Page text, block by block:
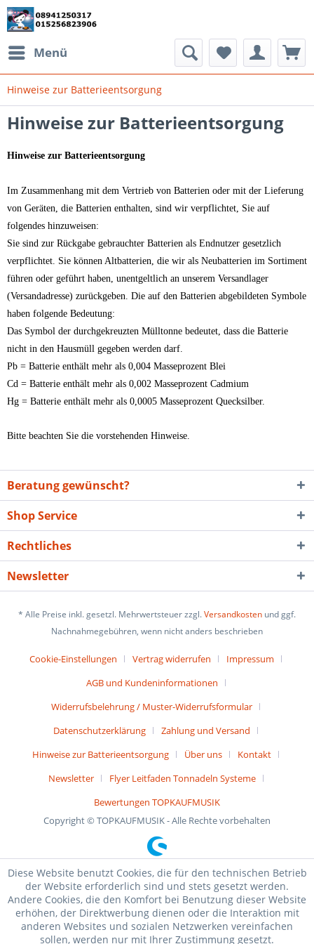
Menü
Hinweise zur Batterieentsorgung
Hinweise zur Batterieentsorgung
Hinweise zur Batterieentsorgung
Im Zusammenhang mit dem Vertrieb von Batterien oder mit der Lieferung
von Geräten, die Batterien enthalten, sind wir verpflichtet, Sie auf
folgendes hinzuweisen:
Sie sind zur Rückgabe gebrauchter Batterien als Endnutzer gesetzlich
verpflichtet. Sie können Altbatterien, die wir als Neubatterien im Sortiment
führen oder geführt haben, unentgeltlich an unserem Versandlager
(Versandadresse) zurückgeben. Die auf den Batterien abgebildeten Symbole
haben folgende Bedeutung:
Das Symbol der durchgekreuzten Mülltonne bedeutet, dass die Batterie
nicht in den Hausmüll gegeben werden darf.
Pb = Batterie enthält mehr als 0,004 Masseprozent Blei
Cd = Batterie enthält mehr als 0,002 Masseprozent Cadmium
Hg = Batterie enthält mehr als 0,0005 Masseprozent Quecksilber.
Bitte beachten Sie die vorstehenden Hinweise.
Beratung gewünscht?
Shop Service
Rechtliches
Newsletter
* Alle Preise inkl. gesetzl. Mehrwertsteuer zzgl.Versandkosten und ggf.
Nachnahmegebühren, wenn nicht anders beschrieben
Cookie-Einstellungen Vertrag widerrufen
Impressum
AGB und Kundeninformationen
Widerrufsbelehrung / Muster-Widerrufsformular
Datenschutzerklärung
Zahlung und Versand
Hinweise zur Batterieentsorgung
Über uns
Kontakt
Newsletter
Flyer Leitfaden Tonnadeln Systeme
Bewertungen TOPKAUFMUSIK
Copyright © TOPKAUFMUSIK - Alle Rechte vorbehalten
Diese Website benutzt Cookies, die für den technischen Betrieb
der Website erforderlich sind und stets gesetzt werden.
Andere Cookies, die den Komfort bei Benutzung dieser Website
erhöhen, der Direktwerbung dienen oder die Interaktion mit
anderen Websites und sozialen Netzwerken vereinfachen
sollen, werden nur mit Ihrer Zustimmung gesetzt.